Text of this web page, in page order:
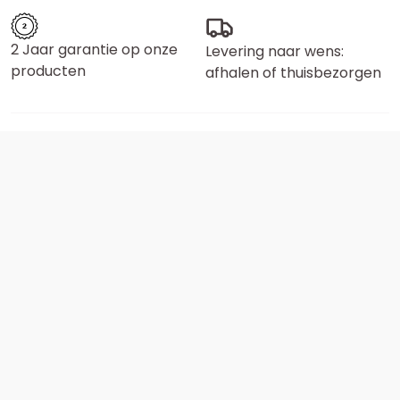
2 Jaar garantie op onze
producten
Levering naar wens:
afhalen of thuisbezorgen